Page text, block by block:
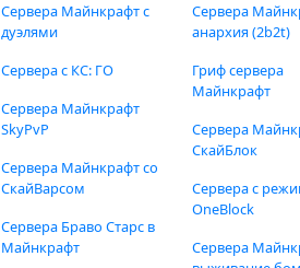
Сервера Майнкрафт с
дуэлями
Сервера с КС: ГО
Сервера Майнкрафт
SkyPvP
Сервера Майнкрафт со
СкайВарсом
Сервера Браво Старс в
Майнкрафт
Сервера
анархия (2b2t)
Гриф сервера
Майнкрафт
Сервера
СкайБлок
Сервера с
OneBlock
Сервера